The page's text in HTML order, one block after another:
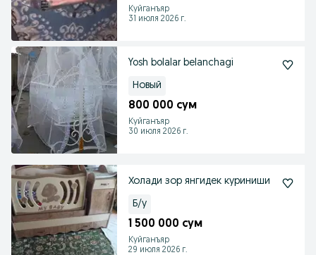
Куйганъяр
31 июля 2026 г.
Yosh bolalar belanchagi
Новый
800 000 сум
Куйганъяр
30 июля 2026 г.
Холади зор янгидек куриниши
Б/у
1 500 000 сум
Куйганъяр
29 июля 2026 г.